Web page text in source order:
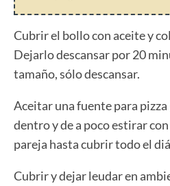
Cubrir el bollo con aceite y
Dejarlo descansar por 20
tamaño, sólo descansar.
Aceitar una fuente para pizza
dentro y de a poco estirar
pareja hasta cubrir todo el
Cubrir y dejar leudar en